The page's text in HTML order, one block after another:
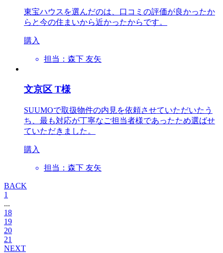
東宝ハウスを選んだのは、口コミの評価が良かったか
らと今の住まいから近かったからです。
購入
担当：森下 友矢
文京区 T様
SUUMOで取扱物件の内見を依頼させていただいたう
ち、最も対応が丁寧なご担当者様であったため選ばせ
ていただきました。
購入
担当：森下 友矢
BACK
1
...
18
19
20
21
NEXT